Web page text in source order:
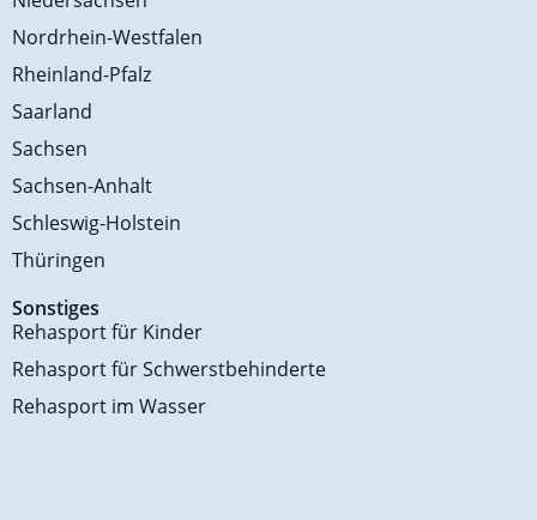
Nordrhein-Westfalen
Rheinland-Pfalz
Saarland
Sachsen
Sachsen-Anhalt
Schleswig-Holstein
Thüringen
Sonstiges
Rehasport für Kinder
Rehasport für Schwerstbehinderte
Rehasport im Wasser